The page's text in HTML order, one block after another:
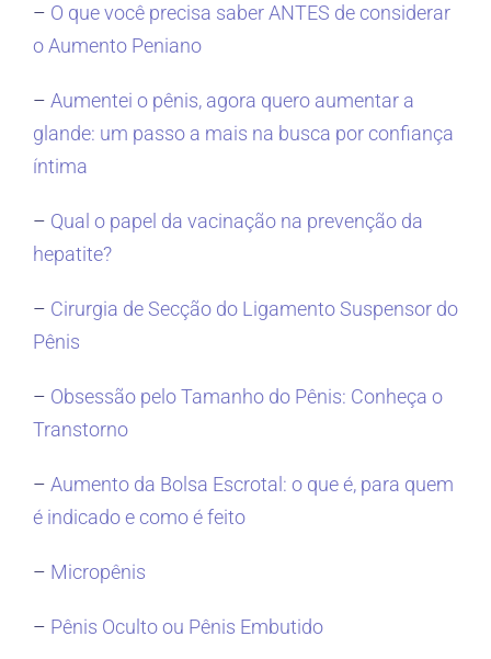
– O que você precisa saber ANTES de considerar
o Aumento Peniano
– Aumentei o pênis, agora quero aumentar a
glande: um passo a mais na busca por confiança
íntima
– Qual o papel da vacinação na prevenção da
hepatite?
– Cirurgia de Secção do Ligamento Suspensor do
Pênis
– Obsessão pelo Tamanho do Pênis: Conheça o
Transtorno
– Aumento da Bolsa Escrotal: o que é, para quem
é indicado e como é feito
– Micropênis
– Pênis Oculto ou Pênis Embutido